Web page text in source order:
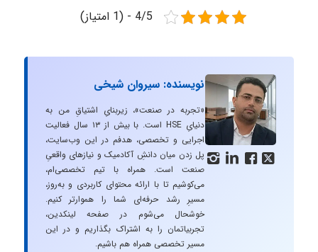
4/5 - (1 امتیاز)
   
نویسنده: سیروان شیخی
«تجربه در صنعت»، زیربنایِ اشتیاقِ من به
دنیایِ HSE است. با بیش از ۱۳ سال فعالیت
اجرایی و تخصصی، هدفم در این وب‌سایت،
پل زدن میان دانشِ آکادمیک و نیازهای واقعیِ
صنعت است. همراه با تیم تخصصی‌ام،
می‌کوشیم تا با ارائه محتوای کاربردی و به‌روز،
مسیرِ رشد حرفه‌ای شما را هموارتر کنیم.
خوشحال می‌شوم در صفحه لینکدین،
تجربیاتمان را به اشتراک بگذاریم و در این
مسیر تخصصی همراه هم باشیم.